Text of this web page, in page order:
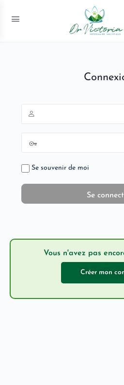
Se souvenir de moi
Vous n'avez pas
Créer mon